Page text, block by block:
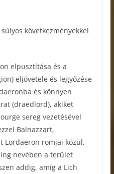
következményekkel
elpusztítása és a
eljövetele és legyőzése
és könnyen
(draedlord), akiket
sereg vezetésével
Balnazzart,
Lordaeron romjai közül,
nevében a terület
addig, amíg a Lich